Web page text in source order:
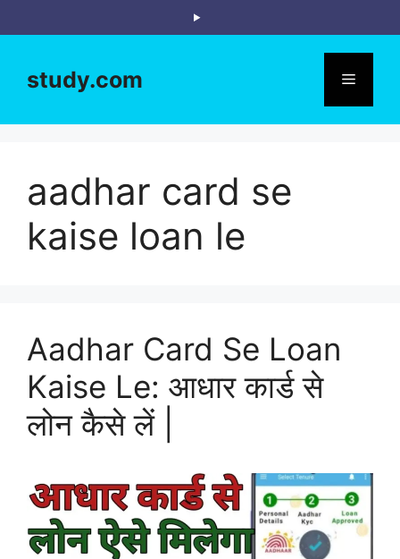
to
study.com Menu
aadhar card se
kaise loan le
Aadhar Card Se Loan
Kaise Le: आधार कार्ड से
लोन कैसे लें |